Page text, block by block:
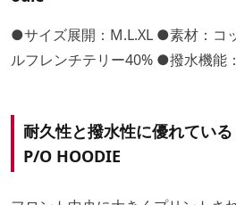
●サイズ展開：M.L.XL ●素材：コ
ルフレンチテリー40% ●撥水機能
耐久性と撥水性に優れてい
P/O HOODIE